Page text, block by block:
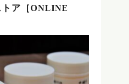
トア［ONLINE